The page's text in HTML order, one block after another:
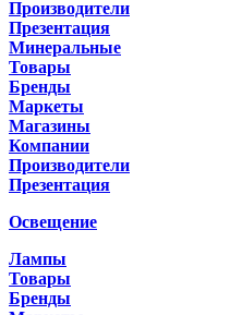
Производители
Презентация
Минеральные
Товары
Бренды
Маркеты
Магазины
Компании
Производители
Презентация
Освещение
Лампы
Товары
Бренды